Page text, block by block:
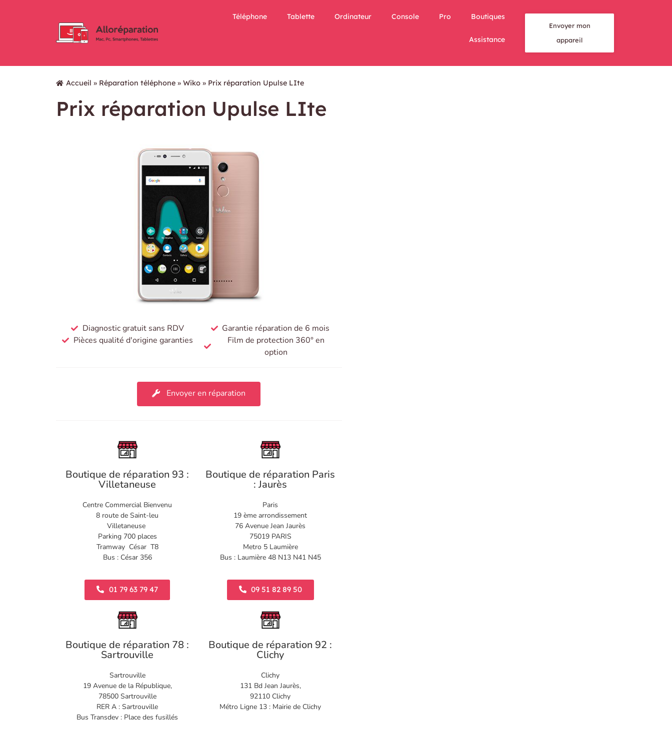
Téléphone Tablette Ordinateur Console Pro Boutiques
Assistance
Envoyer mon
appareil
Accueil » Réparation téléphone » Wiko » Prix réparation Upulse LIte
Prix réparation Upulse LIte
Diagnostic gratuit sans RDV
Pièces qualité d'origine garanties
Garantie réparation de 6 mois
Film de protection 360° en
option
Envoyer en réparation
Boutique de réparation 93 :
Villetaneuse
Centre Commercial Bienvenu
8 route de Saint-leu
Villetaneuse
Parking 700 places
Tramway César T8
Bus : César 356
01 79 63 79 47
Boutique de réparation Paris
: Jaurès
Paris
19 ème arrondissement
76 Avenue Jean Jaurès
75019 PARIS
Metro 5 Laumière
Bus : Laumière 48 N13 N41 N45
09 51 82 89 50
Boutique de réparation 78 :
Sartrouville
Sartrouville
19 Avenue de la République,
78500 Sartrouville
RER A : Sartrouville
Bus Transdev : Place des fusillés
Boutique de réparation 92 :
Clichy
Clichy
131 Bd Jean Jaurès,
92110 Clichy
Métro Ligne 13 : Mairie de Clichy